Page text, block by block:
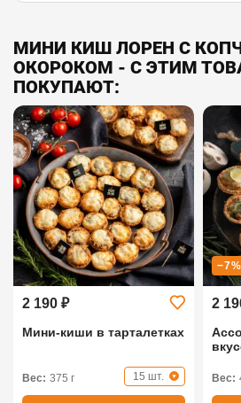
МИНИ КИШ ЛОРЕН С
ОКОРОКОМ - С ЭТИМ
ПОКУПАЮТ:
2 190 ₽
Мини-киши в тарталетках
Вес: 375 г 15 шт.
−7%
2
Вес: